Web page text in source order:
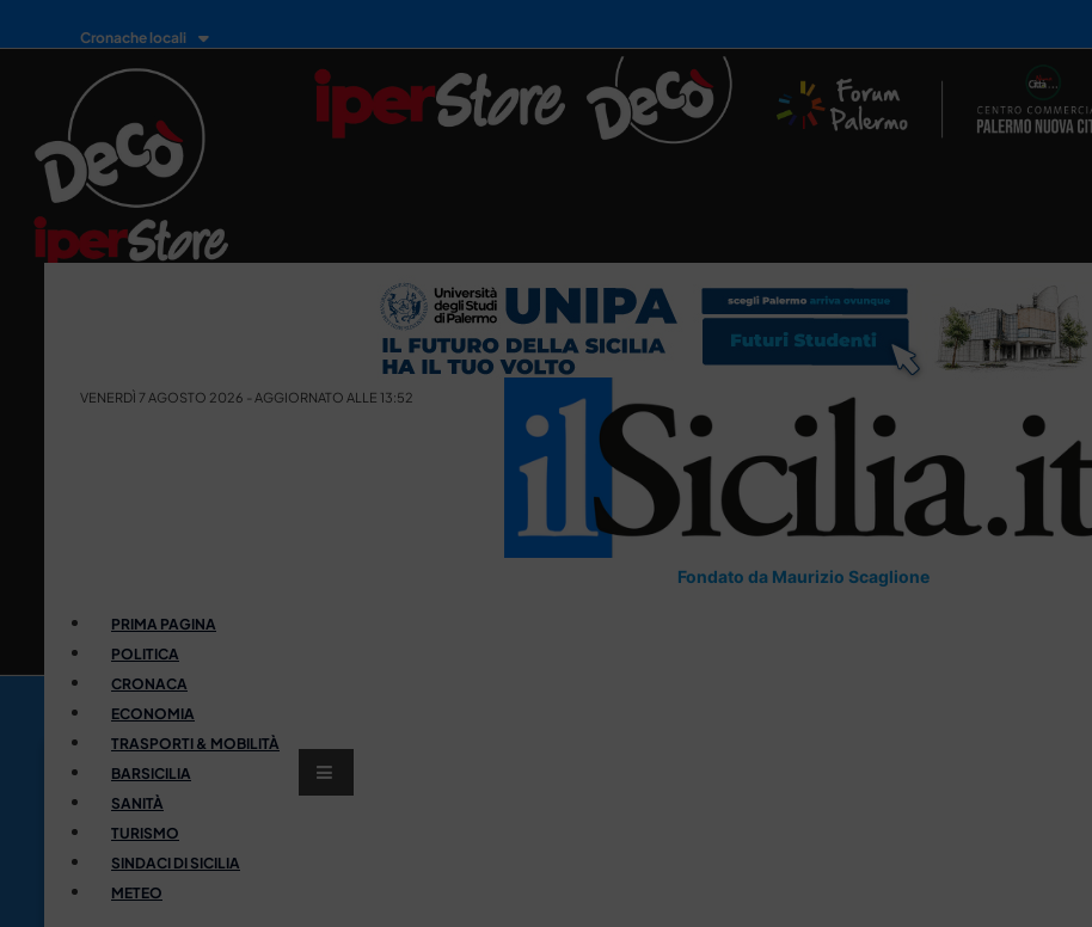
Cronache locali
VENERDÌ 7 AGOSTO 2026 - AGGIORNATO ALLE 13:52
Fondato da Maurizio Scaglione
PRIMA PAGINA
POLITICA
CRONACA
ECONOMIA
TRASPORTI & MOBILITÀ
BARSICILIA
SANITÀ
TURISMO
SINDACI DI SICILIA
METEO